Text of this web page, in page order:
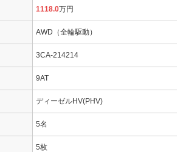
1118.0万円
AWD（全輪駆動）
3CA-214214
9AT
ディーゼルHV(PHV)
5名
5枚